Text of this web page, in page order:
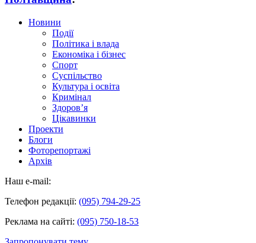
Новини
Події
Політика і влада
Економіка і бізнес
Спорт
Суспільство
Культура і освіта
Кримінал
Здоров’я
Цікавинки
Проекти
Блоги
Фоторепортажі
Архів
Наш e-mail:
Телефон редакції: (095) 794-29-25
Реклама на сайті: (095) 750-18-53